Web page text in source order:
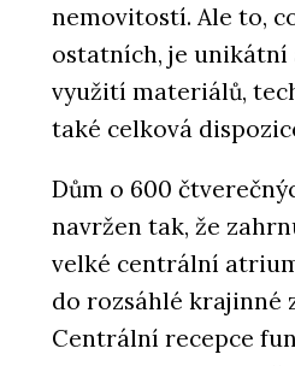
nemovitostí. Ale to,
ostatních, je unikátní
využití materiálů,
také celková
Dům o 600
navržen tak, že
velké centrální
do rozsáhlé krajinné
Centrální recepce